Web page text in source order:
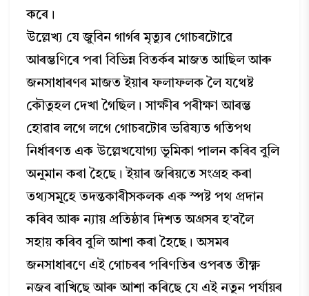
কৰে।
উল্লেখ্য যে জুবিন গাৰ্গৰ মৃত্যুৰ গোচৰটোৱে
আৰম্ভণিৰে পৰা বিভিন্ন বিতৰ্কৰ মাজত আছিল আৰু
জনসাধাৰণৰ মাজত ইয়াৰ ফলাফলক লৈ যথেষ্ট
কৌতুহল দেখা গৈছিল। সাক্ষীৰ পৰীক্ষা আৰম্ভ
হোৱাৰ লগে লগে গোচৰটোৰ ভৱিষ্যত গতিপথ
নিৰ্ধাৰণত এক উল্লেখযোগ্য ভূমিকা পালন কৰিব বুলি
অনুমান কৰা হৈছে। ইয়াৰ জৰিয়তে সংগ্ৰহ কৰা
তথ্যসমূহে তদন্তকাৰীসকলক এক স্পষ্ট পথ প্ৰদান
কৰিব আৰু ন্যায় প্ৰতিষ্ঠাৰ দিশত অগ্ৰসৰ হ'বলৈ
সহায় কৰিব বুলি আশা কৰা হৈছে। অসমৰ
জনসাধাৰণে এই গোচৰৰ পৰিণতিৰ ওপৰত তীক্ষ্ণ
নজৰ ৰাখিছে আৰু আশা কৰিছে যে এই নতুন পৰ্যায়ৰ